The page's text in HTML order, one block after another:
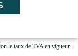
le taux de TVA en vigueur.